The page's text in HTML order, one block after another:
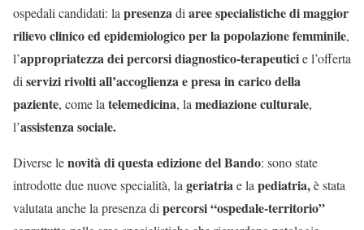
ospedali candidati: la presenzadi aree specialistiche di maggior
rilievo clinico ed epidemiologico per la popolazione femminile,
l’appropriatezza dei percorsi diagnostico-terapeuticie l’offerta
di servizi rivolti all’accoglienza e presa in carico della
paziente, come la telemedicina, la mediazione culturale,
l’assistenza sociale.
Diverse lenovità di questa edizione del Bando: sono state
introdotte due nuove specialità, la geriatriae la pediatria,è stata
valutata anche la presenza di percorsi “ospedale-territorio”